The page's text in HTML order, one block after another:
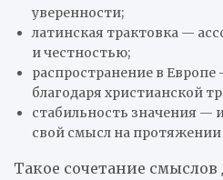
уверенности;
латинская трактовка —
и честностью;
распространение в
благодаря христианской
стабильность значения —
свой смысл на протяжении
Такое сочетание смыслов